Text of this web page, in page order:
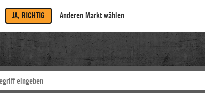
JA, RICHTIG Anderen Markt wählen